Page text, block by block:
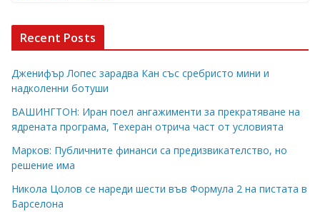
Recent Posts
Дженифър Лопес зарадва Кан със сребристо мини и
надколенни ботуши
ВАШИНГТОН: Иран поел ангажименти за прекратяване на
ядрената програма, Техеран отрича част от условията
Марков: Публичните финанси са предизвикателство, но
решение има
Никола Цолов се нареди шести във Формула 2 на пистата в
Барселона